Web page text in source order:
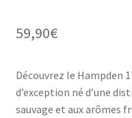
59,90€
Découvrez le Hampden
d’exception né d’une
sauvage et aux arômes